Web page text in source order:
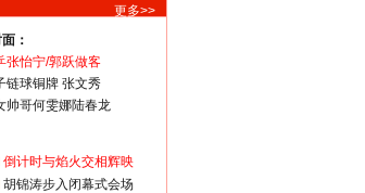
更多>>
：
张怡宁/郭跃做客
链球铜牌 张文秀
帅哥何雯娜陆春龙
倒计时与焰火交相辉映
胡锦涛步入闭幕式会场